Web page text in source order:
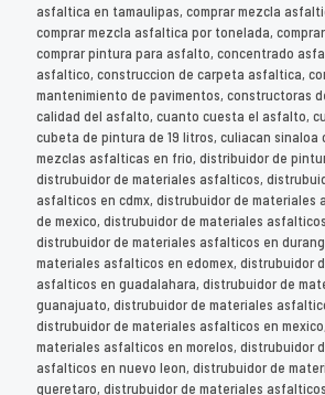
asfaltica en tamaulipas, comprar mezcla
comprar mezcla asfaltica por tonelada,
comprar pintura para asfalto, concentrado
asfaltico, construccion de carpeta asfaltica,
mantenimiento de pavimentos, constructoras
calidad del asfalto, cuanto cuesta el asfalto,
cubeta de pintura de 19 litros, culiacan sinaloa
mezclas asfalticas en frio, distribuidor de
distrubuidor de materiales asfalticos,
asfalticos en cdmx, distrubuidor de materiales
de mexico, distrubuidor de materiales
distrubuidor de materiales asfalticos en
materiales asfalticos en edomex, distrubuidor
asfalticos en guadalahara, distrubuidor de
guanajuato, distrubuidor de materiales
distrubuidor de materiales asfalticos en
materiales asfalticos en morelos, distrubuidor
asfalticos en nuevo leon, distrubuidor de
queretaro, distrubuidor de materiales